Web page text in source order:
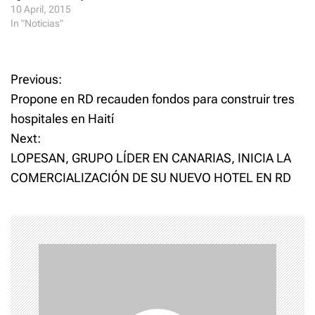
10 April, 2015
In "Noticias"
P
o
s
t
a
v
i
Previous:
Propone en RD recauden fondos para construir tres
hospitales en Haití
Next:
LOPESAN, GRUPO LÍDER EN CANARIAS, INICIA LA
COMERCIALIZACIÓN DE SU NUEVO HOTEL EN RD